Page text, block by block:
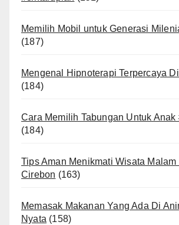
Memilih Mobil untuk Generasi
(187)
Mengenal Hipnoterapi Terpercaya
(184)
Cara Memilih Tabungan Untuk
(184)
Tips Aman Menikmati Wisata Malam
Cirebon (163)
Memasak Makanan Yang Ada Di
Nyata (158)